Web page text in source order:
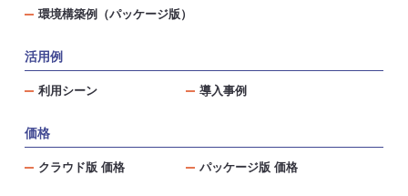
環境構築例（パッケージ版）
活用例
利用シーン 導入事例
価格
クラウド版 価格 パッケージ版 価格